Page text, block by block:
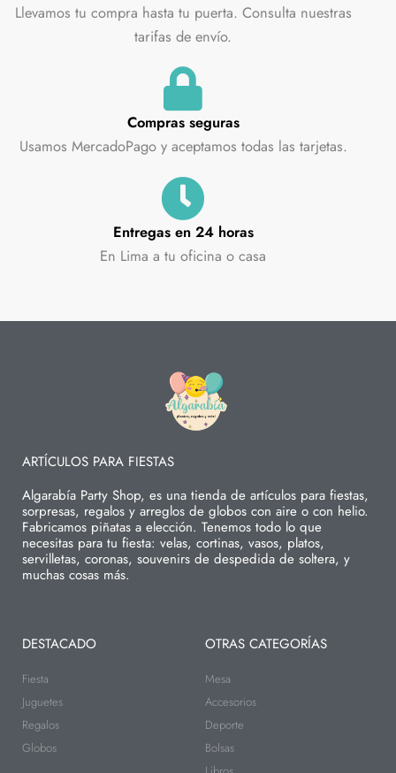
Llevamos tu compra hasta tu puerta. Consulta nuestras
tarifas de envío.
Compras seguras
Usamos MercadoPago y aceptamos todas las tarjetas.
Entregas en 24 horas
En Lima a tu oficina o casa
ARTÍCULOS PARA FIESTAS
Algarabía Party Shop, es una tienda de artículos para fiestas,
sorpresas, regalos y arreglos de globos con aire o con helio.
Fabricamos piñatas a elección. Tenemos todo lo que
necesitas para tu fiesta: velas, cortinas, vasos, platos,
servilletas, coronas, souvenirs de despedida de soltera, y
muchas cosas más.
DESTACADO
Fiesta
Juguetes
Regalos
Globos
OTRAS CATEGORÍAS
Mesa
Accesorios
Deporte
Bolsas